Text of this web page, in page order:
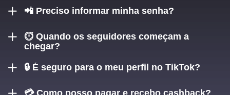
Sim! Todos os seguidores são de perfis brasileiros reais ou
mistos de alta qualidade.
📲 Preciso informar minha senha?
Não! Basta informar o @ do seu perfil. Nada mais.
⏱️ Quando os seguidores começam a
chegar?
Em poucos minutos após o pagamento, de forma automática.
🔒 É seguro para o meu perfil no TikTok?
Sim, o serviço é seguro, discreto e compatível com a
💳 Como posso pagar e recebo cashback?